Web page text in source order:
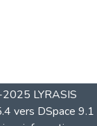
LYRASIS
vers DSpace 9.1